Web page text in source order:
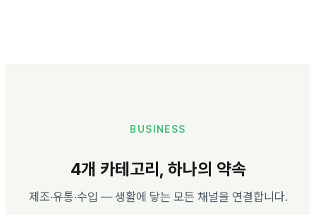
BUSINESS
4개 카테고리, 하나의 약속
제조·유통·수입 — 생활에 닿는 모든 채널을 연결합니다.